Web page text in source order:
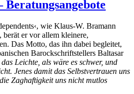
Beratungsangebote
wie Klaus-W. Bramann
berät er vor allem kleinere,
Das Motto, das ihn dabei begleitet,
Barockschriftstellers Baltasar
Leichte, als wäre es schwer, und
Jenes damit das Selbstvertrauen uns
Zaghaftigkeit uns nicht mutlos